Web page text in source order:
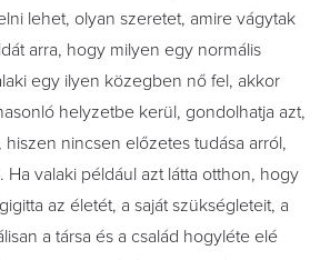
lehet, olyan szeretet, amire vágytak
arra, hogy milyen egy normális
egy ilyen közegben nő fel, akkor
helyzetbe kerül, gondolhatja azt,
nincsen előzetes tudása arról,
valaki például azt látta otthon, hogy
az életét, a saját szükségleteit, a
a társa és a család hogyléte elé